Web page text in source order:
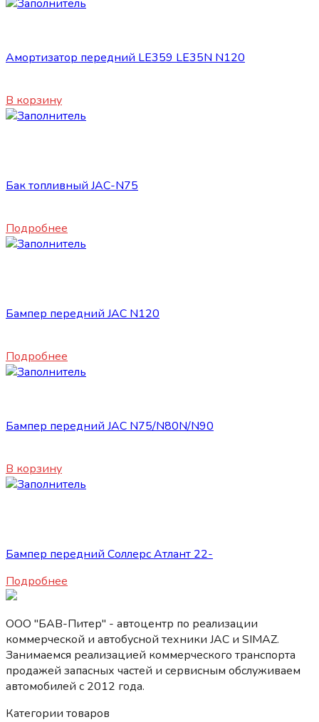
Амортизатор передний LE359 LE35N N120
В корзину
Бак топливный JAC-N75
Подробнее
Бампер передний JAC N120
Подробнее
Бампер передний JAC N75/N80N/N90
В корзину
Бампер передний Соллерс Атлант 22-
Подробнее
ООО "БАВ-Питер" - автоцентр по реализации
коммерческой и автобусной техники JAC и SIMAZ.
Занимаемся реализацией коммерческого транспорта
продажей запасных частей и сервисным обслуживаем
автомобилей c 2012 года.
Категории товаров